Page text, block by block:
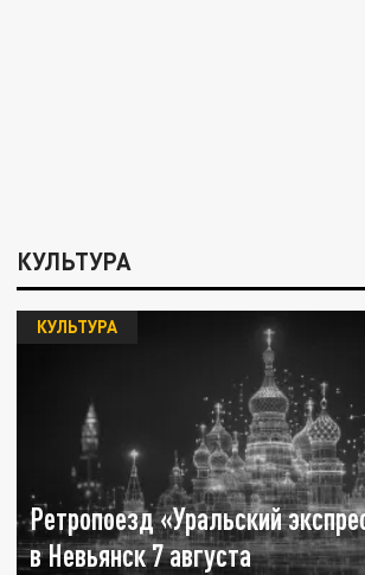
КУЛЬТУРА
Ретропоезд «Уральский
в Невьянск 7 августа
КУЛЬТУРА